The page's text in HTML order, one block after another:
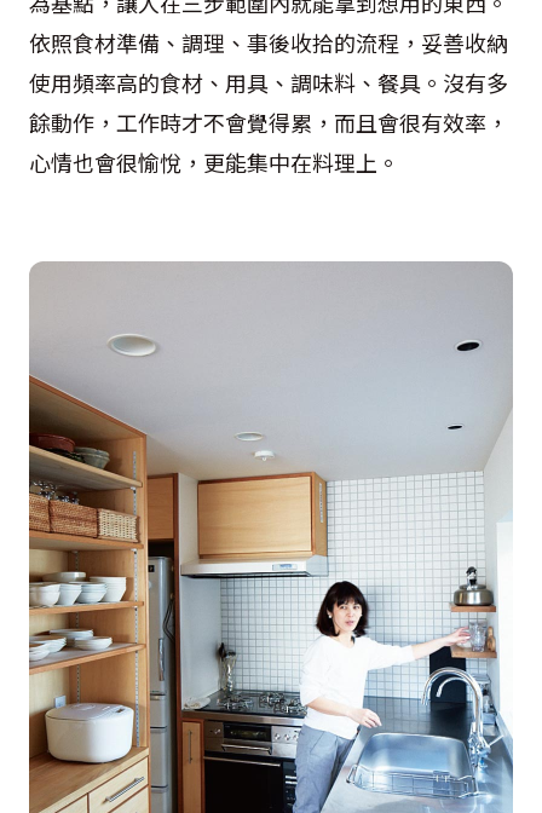
依照食材準備、調理、事後收拾的流程，妥善收納
使用頻率高的食材、用具、調味料、餐具。沒有多
餘動作，工作時才不會覺得累，而且會很有效率，
心情也會很愉悅，更能集中在料理上。